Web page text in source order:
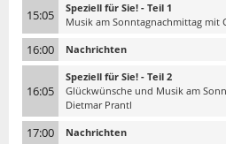
15:05
Speziell für Sie! - Teil 1
Musik am Sonntagnachmittag mit
16:00 Nachrichten
16:05
Speziell für Sie! - Teil 2
Glückwünsche und Musik am
Dietmar Prantl
17:00 Nachrichten